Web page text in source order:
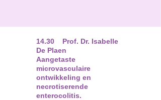
14.30 Prof. Dr. Isabelle
De Plaen
Aangetaste
microvasculaire
ontwikkeling en
necrotiserende
enterocolitis.